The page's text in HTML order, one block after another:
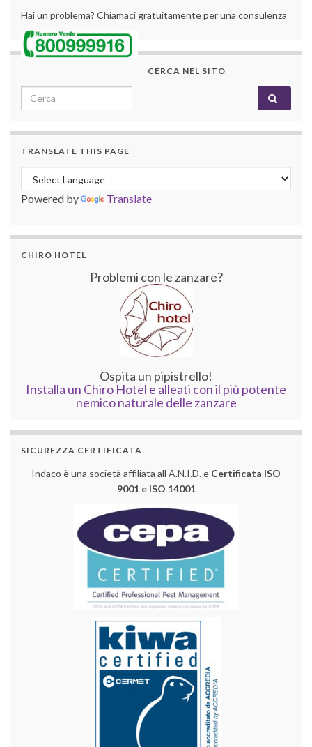
Hai un problema? Chiamaci gratuitamente per una consulenza
CERCA NEL SITO
Search for:
TRANSLATE THIS PAGE
Powered by Translate
CHIRO HOTEL
Problemi con le zanzare?
Ospita un pipistrello!
Installa un Chiro Hotel e alleati con il più potente
nemico naturale delle zanzare
SICUREZZA CERTIFICATA
Indaco è una società affiliata all A.N.I.D. e Certificata ISO
9001 e ISO 14001